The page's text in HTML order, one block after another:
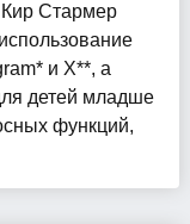
Стармер
и X**, а
детей младше
функций,